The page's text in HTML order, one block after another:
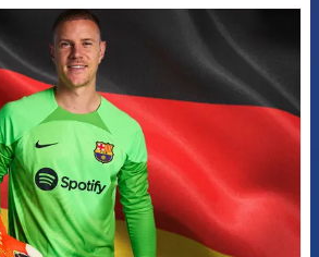
FCB Barcelona badge